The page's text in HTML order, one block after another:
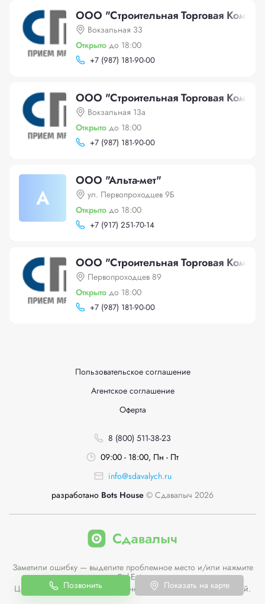
Позвонить Показать на карте
ООО "Строительная Торговая
Вокзальная 33
Открыто до 18:00
+7 (987) 181-90-00
ООО "Строительная Торговая
Вокзальная 13а
Открыто до 18:00
+7 (987) 181-90-00
А
ООО "Альта-мет"
ул. Первопроходцев 9Б
Открыто до 18:00
+7 (917) 251-70-14
ООО "Строительная Торговая
Первопроходцев 89
Открыто до 18:00
+7 (987) 181-90-00
Пользовательское соглашение
Агентское соглашение
Оферта
8 (800) 511-38-23
09:00 - 18:00, Пн - Пт
info@sdavalych.ru
разработано Bots House © Сдавалыч 2026
Заметили ошибку — выделите проблемное место и/или нажмите
Ctrl-Enter
Цены пунктов приема на сайте не являются публичной офертой.